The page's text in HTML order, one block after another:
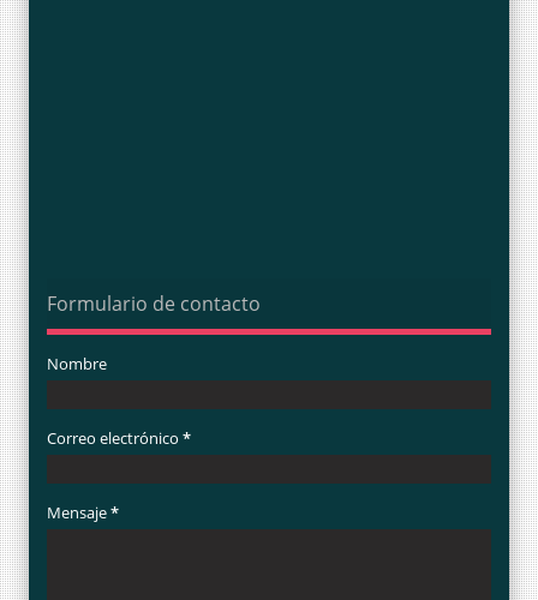
Formulario de contacto
Nombre
Correo electrónico *
Mensaje*